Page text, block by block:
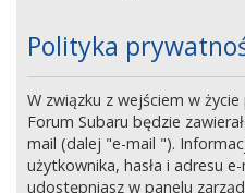
Polityka
W związku z wejściem w
Forum Subaru będzie
mail (dalej "e-mail ").
użytkownika, hasła i adresu
udostępniasz w panelu